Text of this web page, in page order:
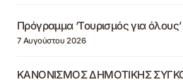
Πρόγραμμα ‘Τουρισμός για όλους’
7 Αυγούστου 2026
ΚΑΝΟΝΙΣΜΟΣ ΔΗΜΟΤΙΚΗΣ